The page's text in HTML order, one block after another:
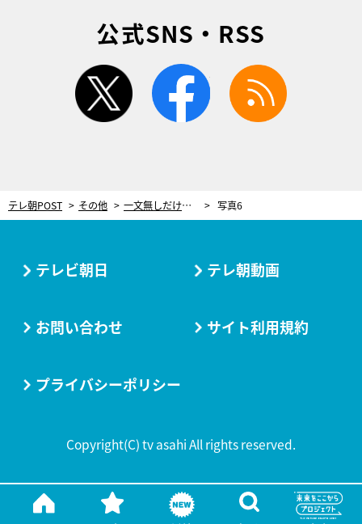
公式SNS・RSS
twitter facebook
テレ朝POST その他 一文無しだけど「世界一周したいんです」若きセーラーの熱意にこたえた恩人の想い 写真6
テレビ朝日 テレ朝動画
お問い合わせ サイト利用規約
プライバシーポリシー
Copyright(C) tv asahi All rights reserved.